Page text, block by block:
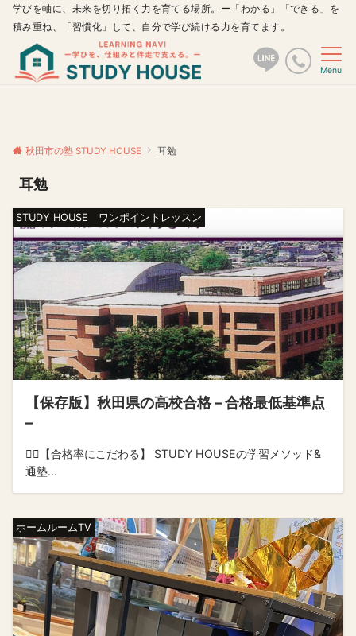
学びを軸に、未来を切り拓く力を育てる場所。ー「わかる」「できる」を
積み重ね、「習慣化」して、自分で学び続ける力を育てます。
Menu
秋田市の塾 STUDY HOUSE 耳勉
耳勉
STUDY HOUSE ワンポイントレッスン
【保存版】秋田県の高校合格 – 合格最低基準点
–
💁‍♂️【合格率にこだわる】 STUDY HOUSEの学習メソッド&
通塾...
ホームルームTV